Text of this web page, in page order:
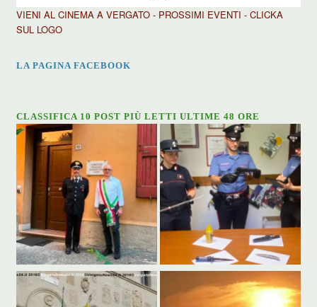
VIENI AL CINEMA A VERGATO - PROSSIMI EVENTI - CLICKA
SUL LOGO
LA PAGINA FACEBOOK
CLASSIFICA 10 POST PIÙ LETTI ULTIME 48 ORE